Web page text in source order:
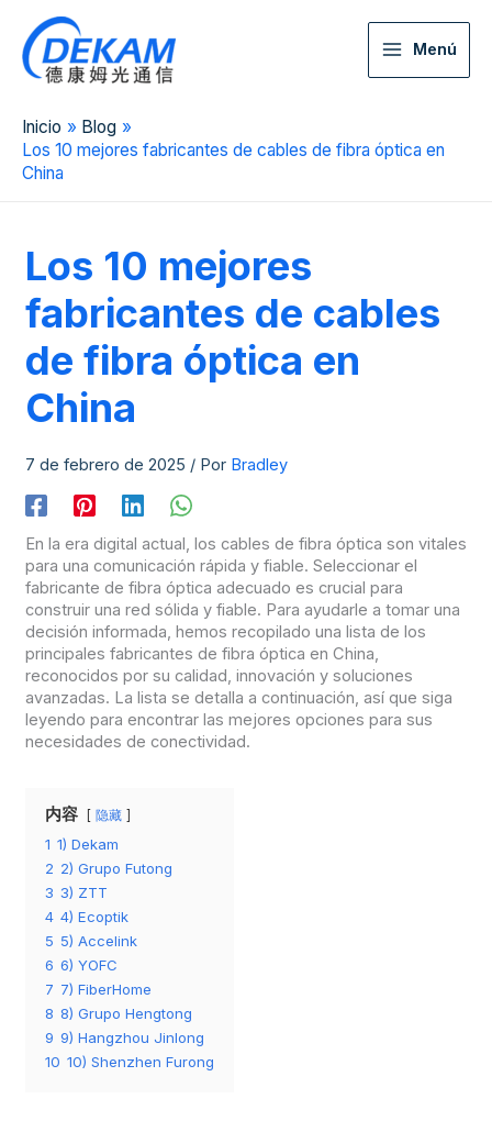
Menú
Inicio
Blog
Los 10 mejores fabricantes de cables de fibra óptica en
China
Los 10 mejores
fabricantes de cables
de fibra óptica en
China
7 de febrero de 2025 / Por Bradley
En la era digital actual, los cables de fibra óptica son vitales
para una comunicación rápida y fiable. Seleccionar el
fabricante de fibra óptica adecuado es crucial para
construir una red sólida y fiable. Para ayudarle a tomar una
decisión informada, hemos recopilado una lista de los
principales fabricantes de fibra óptica en China,
reconocidos por su calidad, innovación y soluciones
avanzadas. La lista se detalla a continuación, así que siga
leyendo para encontrar las mejores opciones para sus
necesidades de conectividad.
内容 隐藏
1 1) Dekam
2 2) Grupo Futong
3 3) ZTT
4 4) Ecoptik
5 5) Accelink
6 6) YOFC
7 7) FiberHome
8 8) Grupo Hengtong
9 9) Hangzhou Jinlong
10 10) Shenzhen Furong